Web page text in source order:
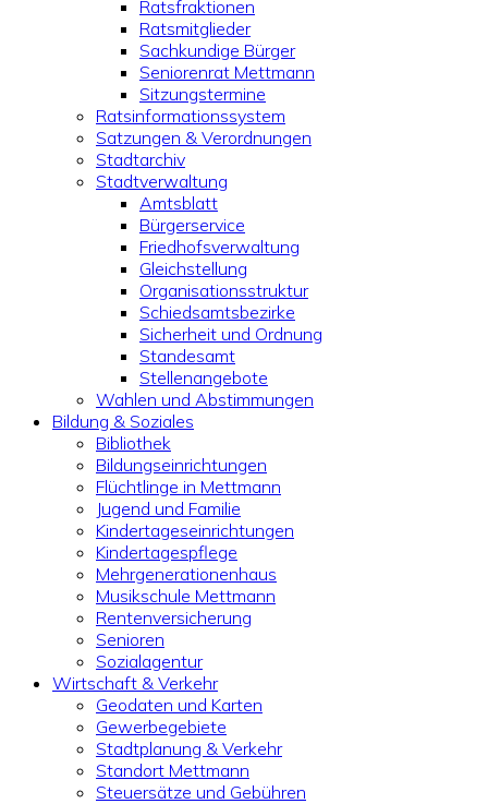
Ratsfraktionen
Ratsmitglieder
Sachkundige Bürger
Seniorenrat Mettmann
Sitzungstermine
Ratsinformationssystem
Satzungen & Verordnungen
Stadtarchiv
Stadtverwaltung
Amtsblatt
Bürgerservice
Friedhofsverwaltung
Gleichstellung
Organisationsstruktur
Schiedsamtsbezirke
Sicherheit und Ordnung
Standesamt
Stellenangebote
Wahlen und Abstimmungen
Bildung & Soziales
Bibliothek
Bildungseinrichtungen
Flüchtlinge in Mettmann
Jugend und Familie
Kindertageseinrichtungen
Kindertagespflege
Mehrgenerationenhaus
Musikschule Mettmann
Rentenversicherung
Senioren
Sozialagentur
Wirtschaft & Verkehr
Geodaten und Karten
Gewerbegebiete
Stadtplanung & Verkehr
Standort Mettmann
Steuersätze und Gebühren